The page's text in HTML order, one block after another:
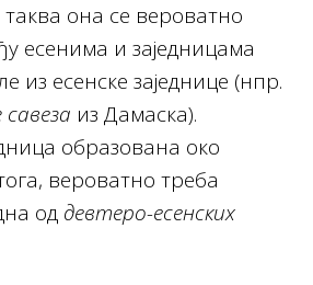
она се вероватно
есенима и заједницама
из есенске заједнице (нпр.
из Дамаска).
образована око
вероватно треба
од девтеро-есенских